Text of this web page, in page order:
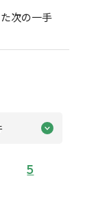
次の一手
5